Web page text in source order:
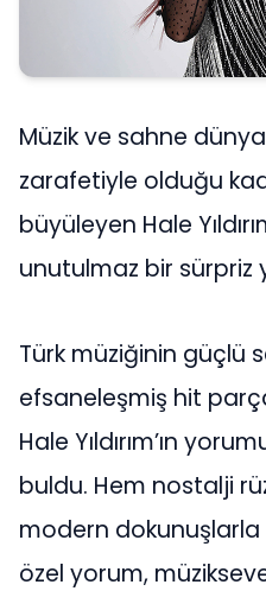
Müzik ve sahne
zarafetiyle olduğu
büyüleyen Hale
unutulmaz bir sürpriz
Türk müziğinin güçlü
efsaneleşmiş hit
Hale Yıldırım’ın
buldu. Hem nostalji
modern
özel yorum,